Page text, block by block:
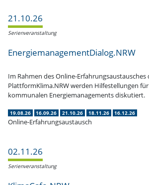
21.10.26
Serien­ver­an­staltung
EnergiemanagementDialog.NRW
Im Rahmen des Online-Erfah­rungs­aus­tau­sches
PlattformKlima.NRW werden Hilfe­stel­lungen
kommu­nalen Energie­ma­nage­ments diskutiert.
19.08.26 16.09.26 21.10.26 18.11.26 16.12.26
Online-Erfahrungsaustausch
02.11.26
Serien­ver­an­staltung